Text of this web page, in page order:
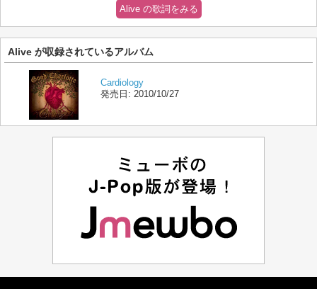
Alive の歌詞をみる
Alive が収録されているアルバム
Cardiology
発売日: 2010/10/27